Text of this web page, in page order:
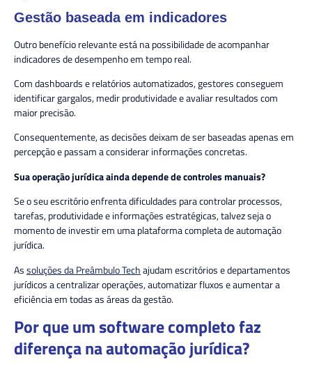
Gestão baseada em indicadores
Outro benefício relevante está na possibilidade de acompanhar
indicadores de desempenho em tempo real.
Com dashboards e relatórios automatizados, gestores conseguem
identificar gargalos, medir produtividade e avaliar resultados com
maior precisão.
Consequentemente, as decisões deixam de ser baseadas apenas em
percepção e passam a considerar informações concretas.
Sua operação jurídica ainda depende de controles manuais?
Se o seu escritório enfrenta dificuldades para controlar processos,
tarefas, produtividade e informações estratégicas, talvez seja o
momento de investir em uma plataforma completa de automação
jurídica.
Assoluções da Preâmbulo Techajudam escritórios e departamentos
jurídicos a centralizar operações, automatizar fluxos e aumentar a
eficiência em todas as áreas da gestão.
Por que um software completo faz
diferença na automação jurídica?